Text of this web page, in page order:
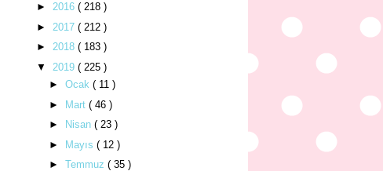
► 2016 ( 218 )
► 2017 ( 212 )
► 2018 ( 183 )
▼ 2019 ( 225 )
► Ocak ( 11 )
► Mart ( 46 )
►
Nisan ( 23 )
► Mayıs ( 12 )
► Temmuz ( 35 )